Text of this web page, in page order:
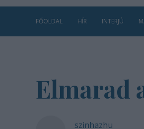
FŐOLDAL HÍR INTERJÚ
Elmarad
szinhazhu